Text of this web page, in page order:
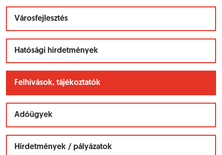
Városfejlesztés
Hatósági hirdetmények
Felhívások, tájékoztatók
Adóügyek
Hírdetmények / pályázatok